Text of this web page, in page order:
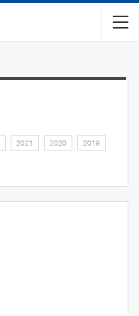
2021 2020
2019